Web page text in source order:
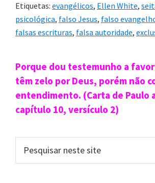
Etiquetas: evangélicos, Ellen White,
psicológica, falso Jesus, falso
falsas escrituras, falsa autoridade,
Sidebar
primária
Porque dou testemunho a
têm zelo por Deus, porém não
entendimento. (Carta de Paulo
capítulo 10, versículo 2)
neste